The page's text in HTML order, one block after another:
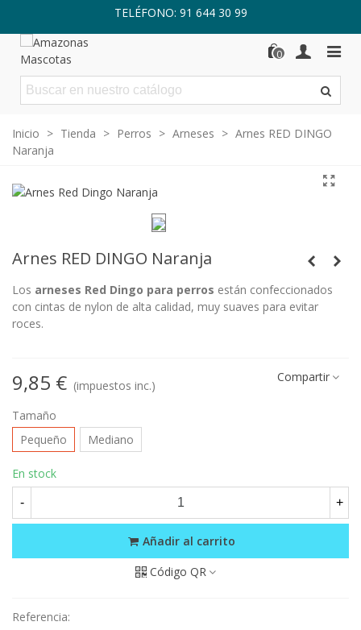
TELÉFONO: 91 644 30 99
0
Inicio > Tienda > Perros > Arneses > Arnes RED DINGO
Naranja
Arnes RED DINGO Naranja
Los arneses Red Dingo para perros están confeccionados
con cintas de nylon de alta calidad, muy suaves para evitar
roces.
9,85 € (impuestos inc.)
Compartir
Tamaño
Pequeño
Mediano
En stock
- +
Añadir al carrito
Código QR
Referencia: